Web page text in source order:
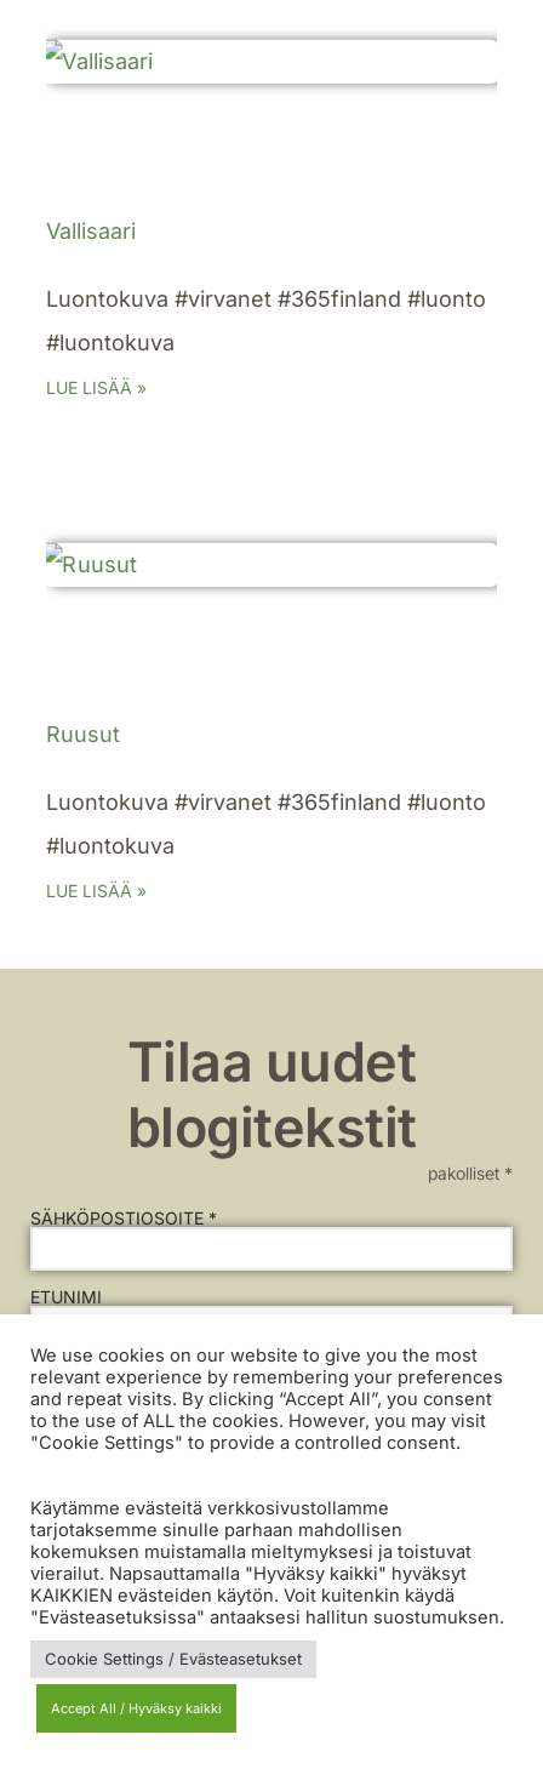
Vallisaari
Luontokuva #virvanet #365finland #luonto
#luontokuva
LUE LISÄÄ »
Ruusut
Luontokuva #virvanet #365finland #luonto
#luontokuva
LUE LISÄÄ »
Tilaa uudet
blogitekstit
pakolliset *
SÄHKÖPOSTIOSOITE *
ETUNIMI
SUKUNIMI
PUHELINNUMERO
VALITSEMALLA TÄMÄN RUUDUN HYVÄKSYN
ANTAMIENI TIETOJEN KÄYTÖN
SÄHKÖPOSTIMARKKINOINTITARKOITUKSIIN.
TILAA SÄHKÖPOSTILISTA
We use cookies on our website to give you the most
relevant experience by remembering your preferences
and repeat visits. By clicking “Accept All”, you consent
to the use of ALL the cookies. However, you may visit
"Cookie Settings" to provide a controlled consent.
Käytämme evästeitä verkkosivustollamme
tarjotaksemme sinulle parhaan mahdollisen
kokemuksen muistamalla mieltymyksesi ja toistuvat
vierailut. Napsauttamalla "Hyväksy kaikki" hyväksyt
KAIKKIEN evästeiden käytön. Voit kuitenkin käydä
"Evästeasetuksissa" antaaksesi hallitun suostumuksen.
Cookie Settings / Evästeasetukset
Accept All / Hyväksy kaikki